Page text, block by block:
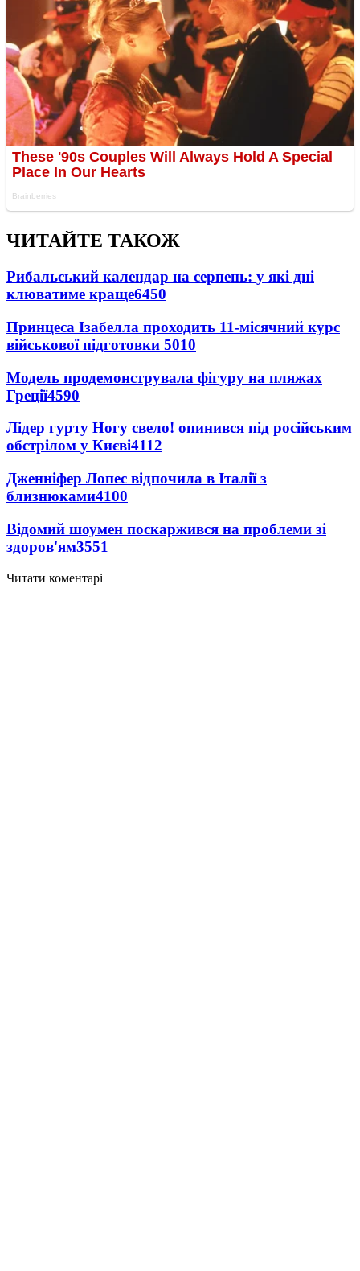
ЧИТАЙТЕ ТАКОЖ
Рибальський календар на серпень: у які дні
клюватиме краще6450
Принцеса Ізабелла проходить 11-місячний курс
військової підготовки 5010
Модель продемонструвала фігуру на пляжах
Греції4590
Лідер гурту Ногу свело! опинився під російським
обстрілом у Києві4112
Дженніфер Лопес відпочила в Італії з
близнюками4100
Відомий шоумен поскаржився на проблеми зі
здоров'ям3551
Читати коментарі